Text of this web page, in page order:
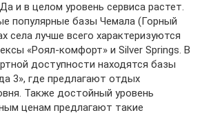
и в целом уровень сервиса растет.
популярные базы Чемала (Горный
села лучше всего характеризуются
«Роял-комфорт» и Silver Springs. В
доступности находятся базы
3», где предлагают отдых
Также достойный уровень
ценам предлагают такие